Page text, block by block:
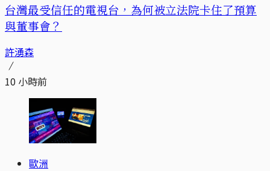
台灣最受信任的電視台，為何被立法院卡住了預算
與董事會？
許湧森
10 小時前
歐洲